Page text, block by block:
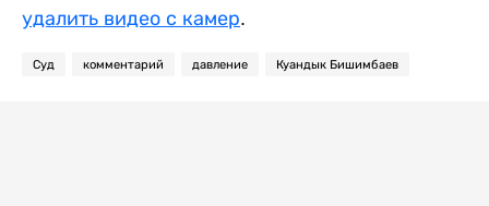
удалить видео с камер.
Суд комментарий давление Куандык Бишимбаев